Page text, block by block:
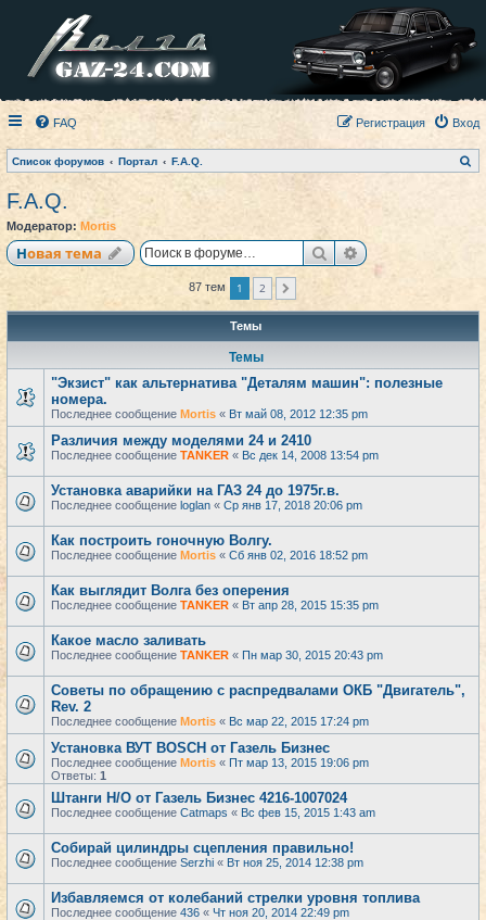
FAQ Вход
Регистрация
Список форумов Портал F.A.Q.
о
F.A.Q.
Модератор: Mortis
Новая тема ПоискРасширенный
87 тем 1 2
Темы
Темы
"Экзист" как альтернатива "Деталям машин": полезные
номера.
Последнее сообщение Mortis « Вт май 08, 2012 12:35 pm
Различия между моделями 24 и 2410
Последнее сообщение TANKER « Вс дек 14, 2008 13:54 pm
Установка аварийки на ГАЗ 24 до 1975г.в.
Последнее сообщение loglan « Ср янв 17, 2018 20:06 pm
Как построить гоночную Волгу.
Последнее сообщение Mortis « Сб янв 02, 2016 18:52 pm
Как выглядит Волга без оперения
Последнее сообщение TANKER « Вт апр 28, 2015 15:35 pm
Какое масло заливать
Последнее сообщение TANKER « Пн мар 30, 2015 20:43 pm
Советы по обращению с распредвалами ОКБ "Двигатель",
Rev. 2
Последнее сообщение Mortis « Вс мар 22, 2015 17:24 pm
Установка ВУТ BOSCH от Газель Бизнес
Последнее сообщение Mortis « Пт мар 13, 2015 19:06 pm
Ответы: 1
Штанги Н/О от Газель Бизнес 4216-1007024
Последнее сообщение Catmaps « Вс фев 15, 2015 1:43 am
Собирай цилиндры сцепления правильно!
Последнее сообщение Serzhi « Вт ноя 25, 2014 12:38 pm
Избавляемся от колебаний стрелки уровня топлива
Последнее сообщение 436 « Чт ноя 20, 2014 22:49 pm